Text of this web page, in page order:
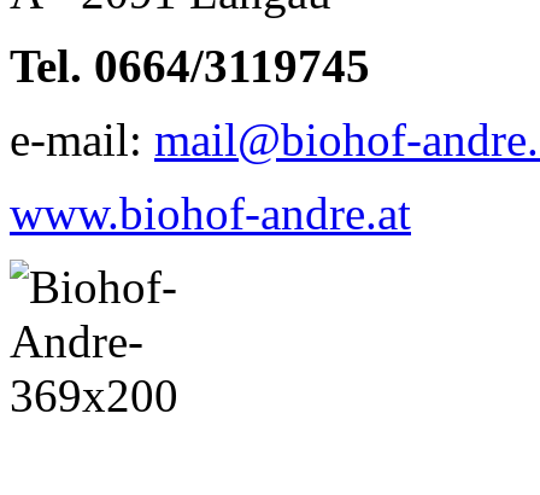
Tel. 0664/3119745
e-mail: mail@biohof-
www.biohof-andre.at